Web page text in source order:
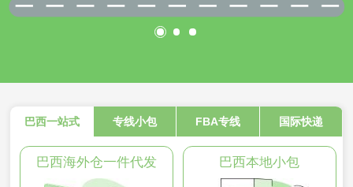
巴西一站式 专线小包 FBA专线 国际快递
巴西海外仓一件代发 巴西本地小包